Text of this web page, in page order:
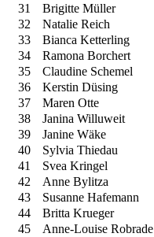
31
Brigitte Müller
32
Natalie Reich
33
Bianca Ketterling
34
Ramona Borchert
35
Claudine Schemel
36
Kerstin Düsing
37
Maren Otte
38
Janina Willuweit
39
Janine Wäke
40
Sylvia Thiedau
41
Svea Kringel
42
Anne Bylitza
43
Susanne Hafemann
44
Britta Krueger
45
Anne-Louise Robrade